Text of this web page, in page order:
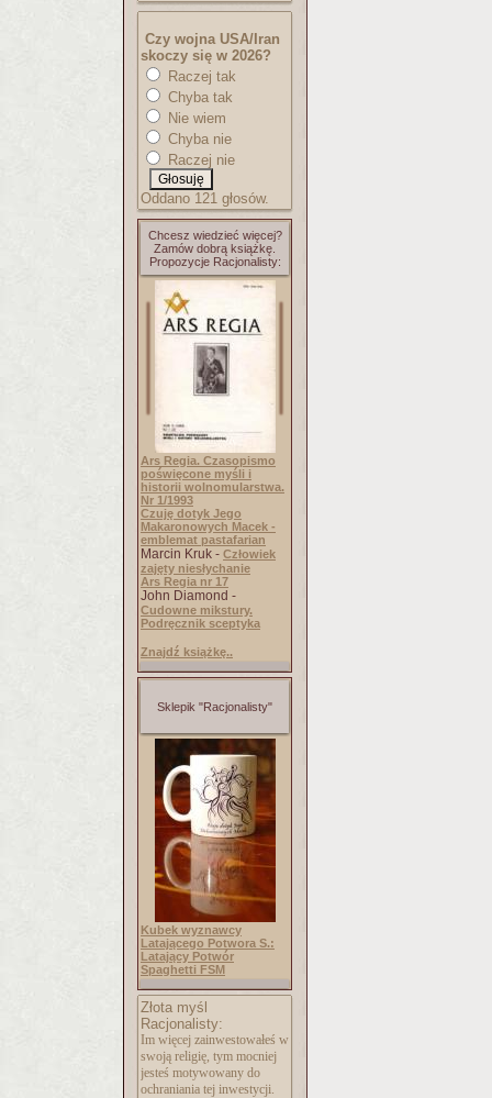
Czy wojna USA/Iran
skoczy się w 2026?
Raczej tak
Chyba tak
Nie wiem
Chyba nie
Raczej nie
Oddano 121 głosów.
Chcesz wiedzieć więcej?
Zamów dobrą książkę.
Propozycje Racjonalisty:
Ars Regia. Czasopismo
poświęcone myśli i
historii wolnomularstwa.
Nr 1/1993
Czuję dotyk Jego
Makaronowych Macek -
emblemat pastafarian
Marcin Kruk - Człowiek
zajęty niesłychanie
Ars Regia nr 17
John Diamond -
Cudowne mikstury.
Podręcznik sceptyka
Znajdź książkę..
Sklepik "Racjonalisty"
Kubek wyznawcy
Latającego Potwora S.:
Latający Potwór
Spaghetti FSM
Złota myśl
Racjonalisty:
Im więcej zainwestowałeś w
swoją religię, tym mocniej
jesteś motywowany do
ochraniania tej inwestycji.